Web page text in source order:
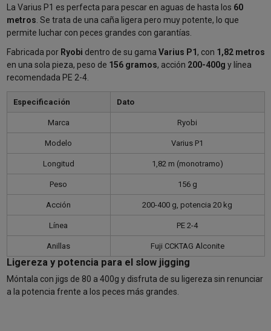
La Varius P1 es perfecta para pescar en aguas de hasta los 60
metros. Se trata de una caña ligera pero muy potente, lo que
permite luchar con peces grandes con garantías.
Fabricada por Ryobi dentro de su gama Varius P1, con 1,82 metros
en una sola pieza, peso de 156 gramos, acción 200-400g y línea
recomendada PE 2-4.
Especificación Dato
Marca Ryobi
Modelo Varius P1
Longitud 1,82 m (monotramo)
Peso 156 g
Acción 200-400 g, potencia 20 kg
Línea PE 2-4
Anillas Fuji CCKTAG Alconite
Ligereza y potencia para el slow jigging
Móntala con jigs de 80 a 400g y disfruta de su ligereza sin renunciar
a la potencia frente a los peces más grandes.